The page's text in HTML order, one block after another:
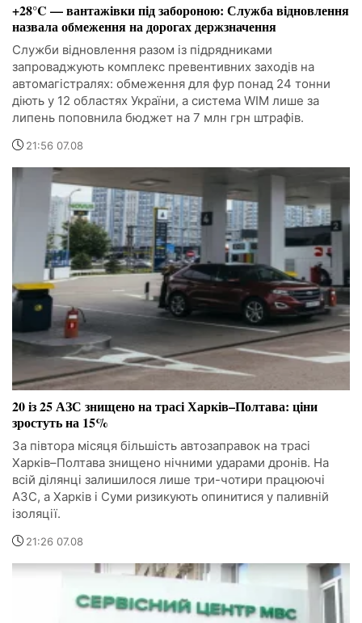
+28°C — вантажівки під забороною: Служба відновлення
назвала обмеження на дорогах держзначення
Служби відновлення разом із підрядниками
запроваджують комплекс превентивних заходів на
автомагістралях: обмеження для фур понад 24 тонни
діють у 12 областях України, а система WIM лише за
липень поповнила бюджет на 7 млн грн штрафів.
21:56 07.08
20 із 25 АЗС знищено на трасі Харків–Полтава: ціни
зростуть на 15%
За півтора місяця більшість автозаправок на трасі
Харків–Полтава знищено нічними ударами дронів. На
всій ділянці залишилося лише три-чотири працюючі
АЗС, а Харків і Суми ризикують опинитися у паливній
ізоляції.
21:26 07.08